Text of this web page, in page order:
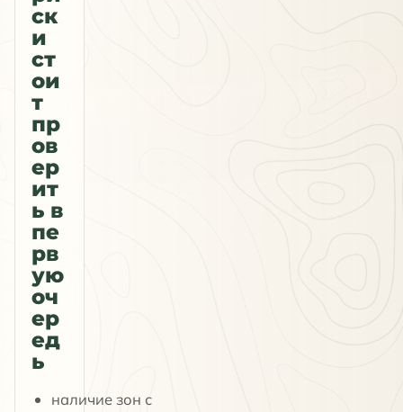
ск
и
ст
ои
т
пр
ов
ер
ит
ь в
пе
рв
ую
оч
ер
ед
ь
наличие зон с